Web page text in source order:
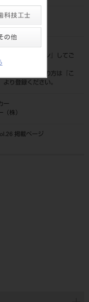
コード
格
ログイン
』してご
さい。
会員登録がまだの方は『
こ
』より登録ください。
ー
（株）
掲載ページ